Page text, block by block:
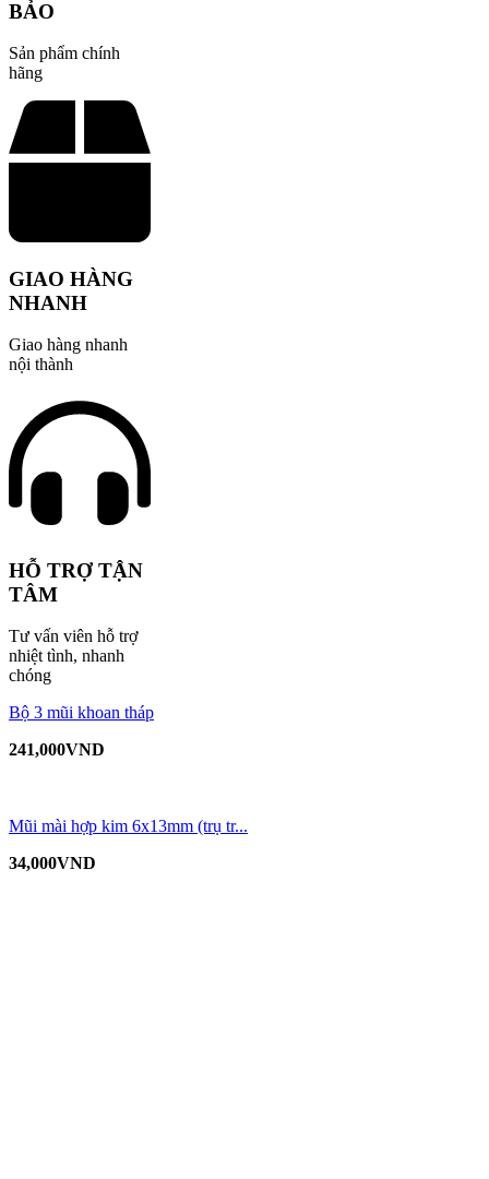
BẢO
Sản phẩm chính
hãng
GIAO HÀNG
NHANH
Giao hàng nhanh
nội thành
HỖ TRỢ TẬN
TÂM
Tư vấn viên hỗ trợ
nhiệt tình, nhanh
chóng
Bộ 3 mũi khoan tháp
241,000VND
Mũi mài hợp kim 6x13mm (trụ tr...
34,000VND